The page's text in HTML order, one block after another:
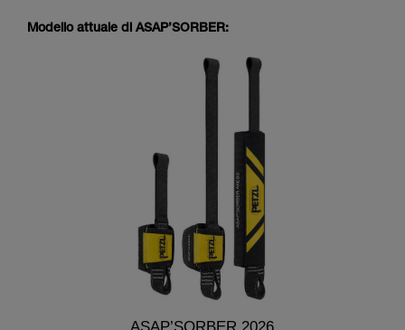
Modello attuale di ASAP’SORBER: